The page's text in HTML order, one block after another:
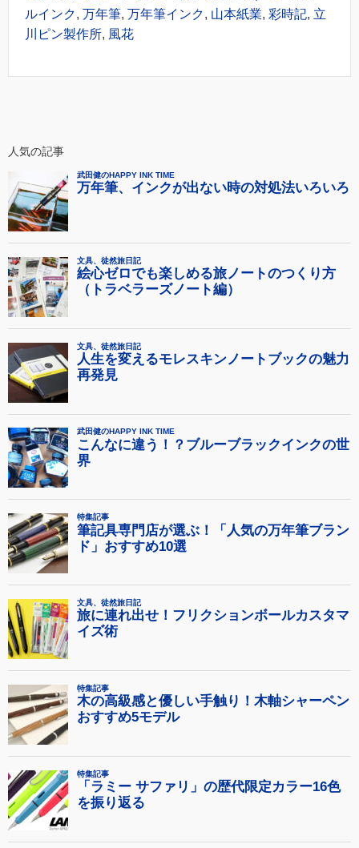
ルインク, 万年筆, 万年筆インク, 山本紙業, 彩時記, 立
川ピン製作所, 風花
人気の記事